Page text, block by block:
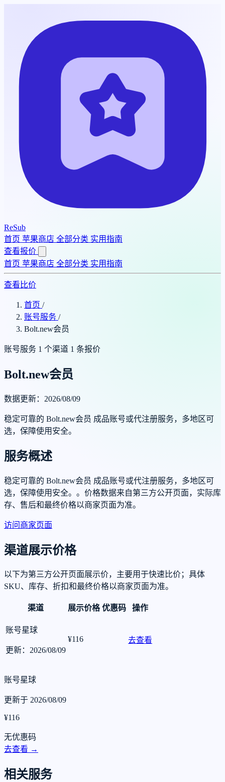
ReSub
首页 苹果商店 全部分类 实用指南
查看报价
首页 苹果商店 全部分类 实用指南
查看比价
首页 /
账号服务 /
Bolt.new会员
账号服务 1 个渠道 1 条报价
Bolt.new会员
数据更新：2026/08/09
稳定可靠的 Bolt.new会员 成品账号或代注册服务，多地区可
选，保障使用安全。
服务概述
稳定可靠的 Bolt.new会员 成品账号或代注册服务，多地区可
选，保障使用安全。。价格数据来自第三方公开页面，实际库
存、售后和最终价格以商家页面为准。
访问商家页面
渠道展示价格
以下为第三方公开页面展示价，主要用于快速比价；具体
SKU、库存、折扣和最终价格以商家页面为准。
渠道 展示价格 优惠码 操作
账号星球
更新：2026/08/09
¥116 去查看
账号星球
更新于 2026/08/09
¥116
无优惠码
去查看 →
相关服务